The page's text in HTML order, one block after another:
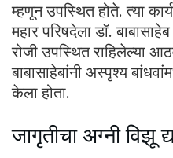
म्हणून उपस्थित होते. त्या
महार परिषदेला डॉ.
रोजी उपस्थित राहिलेल्या
बाबासाहेबांनी अस्पृश्य
केला होता.
जागृतीचा अग्नी विझू